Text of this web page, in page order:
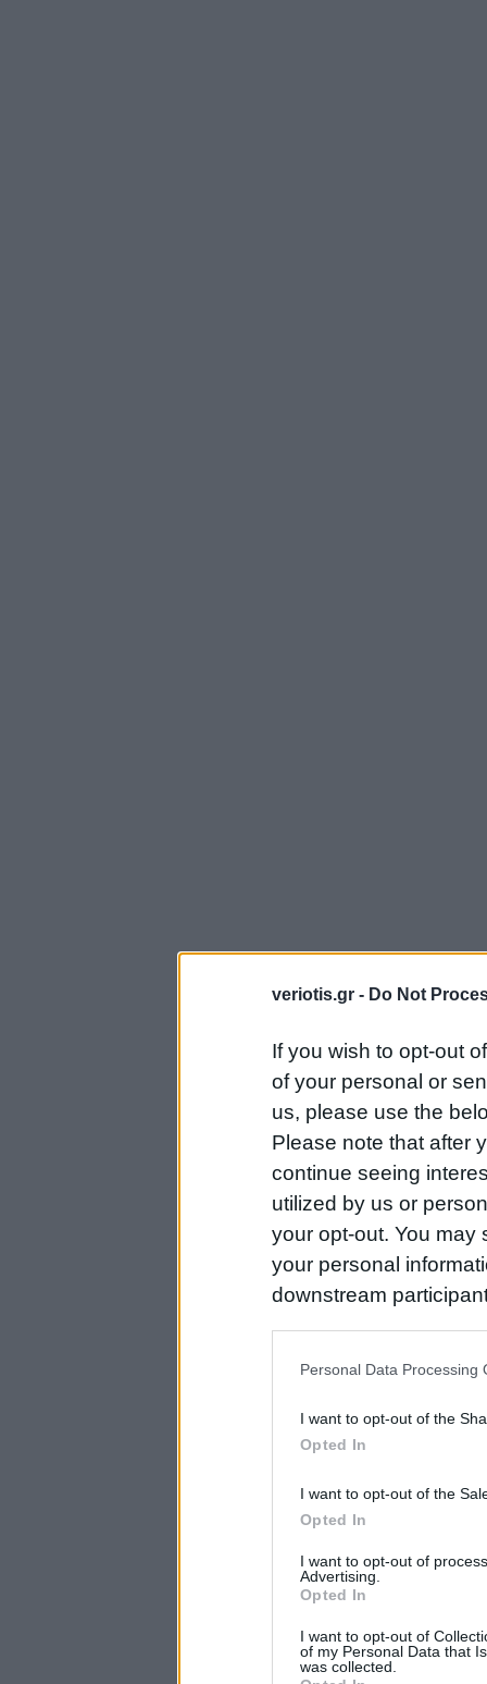
veriotis.gr - Do Not
If you wish to opt-out
of your personal or
us, please use the
Please note that after
continue seeing
utilized by us or
your opt-out. You may
your personal
downstream
us to third parties on
Personal Data Processing
I want to opt-out of the
Opted In
I want to opt-out of the
Opted In
I want to opt-out of
Advertising.
Opted In
I want to opt-out of
of my Personal Data that
was collected.